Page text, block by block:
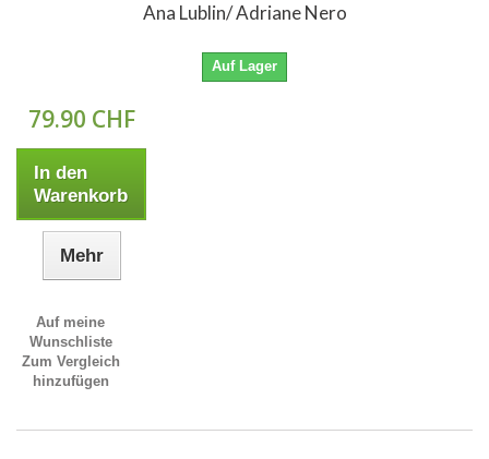
Ana Lublin/ Adriane Nero
Auf Lager
79.90 CHF
In den
Warenkorb
Mehr
Auf meine
Wunschliste
Zum Vergleich
hinzufügen